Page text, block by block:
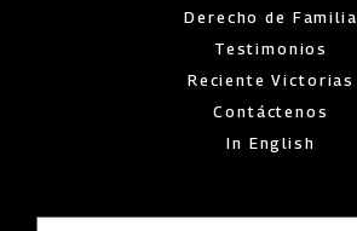
Derecho de Familia
Testimonios
Reciente Victorias
Contáctenos
In English